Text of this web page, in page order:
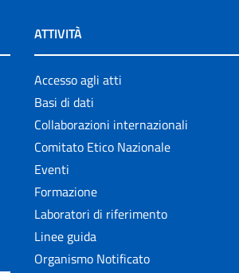
ATTIVITÀ
Accesso agli atti
Basi di dati
Collaborazioni internazionali
Comitato Etico Nazionale
Eventi
Formazione
Laboratori di riferimento
Linee guida
Organismo Notificato